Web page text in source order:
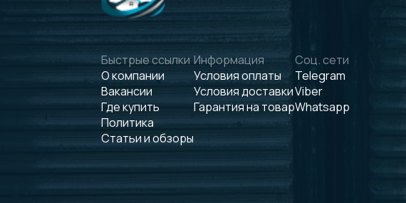
Быстрые ссылки
О компании
Вакансии
Где купить
Политика
Статьи и обзоры
Информация
Условия оплаты
Условия доставки
Гарантия на товар
Соц. сети
Telegram
Viber
Whatsapp